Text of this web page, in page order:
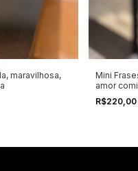
maravilhosa,
Mini
amor
R$220,00